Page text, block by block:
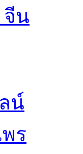
จีน
น์
ร